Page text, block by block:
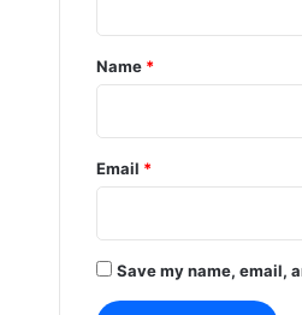
*
Name *
Email *
Save my name, email,